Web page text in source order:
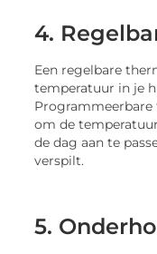
4.
Een regelbare
temperatuur in je
om de
de dag aan te
verspilt.
5.